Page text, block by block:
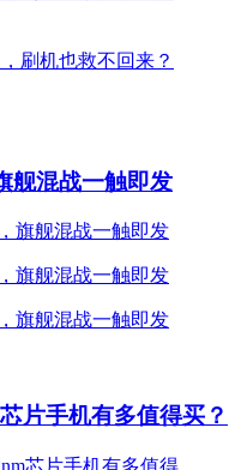
舰混战一触即发
片手机有多值得买？